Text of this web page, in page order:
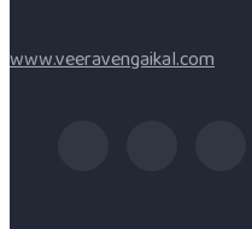
www.veeravengaikal.com